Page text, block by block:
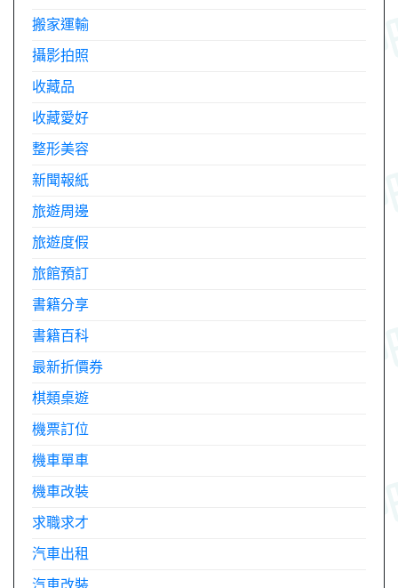
搬家運輸
攝影拍照
收藏品
收藏愛好
整形美容
新聞報紙
旅遊周邊
旅遊度假
旅館預訂
書籍分享
書籍百科
最新折價券
棋類桌遊
機票訂位
機車單車
機車改裝
求職求才
汽車出租
汽車改裝